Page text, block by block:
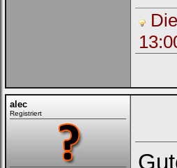
alec
Registriert